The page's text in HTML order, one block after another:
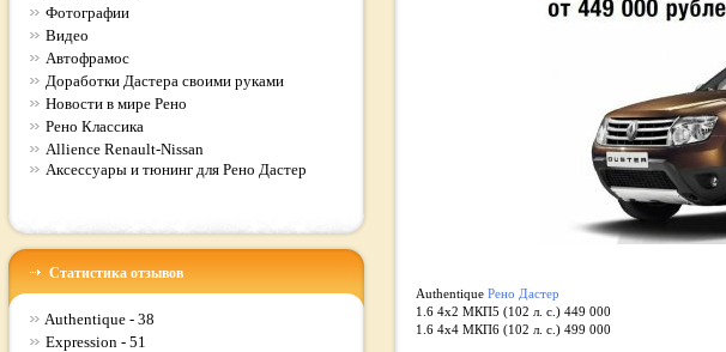
Фотографии
Видео
Автофрамос
Доработки Дастера своими руками
Новости в мире Рено
Рено Классика
Allience Renault-Nissan
Аксессуары и тюнинг для Рено Дастер
Статистика отзывов
Authentique - 38
Expression - 51
Authentique Рено Дастер
1.6 4x2 MКП5 (102 л. с.) 449 000
1.6 4x4 MКП6 (102 л. с.) 499 000